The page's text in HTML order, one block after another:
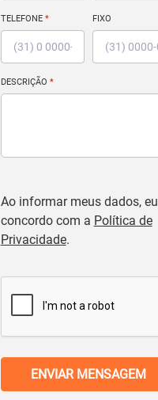
TELEFONE * FIXO
DESCRIÇÃO *
Ao informar meus dados, eu
concordo com a Política de
Privacidade.
ENVIAR MENSAGEM